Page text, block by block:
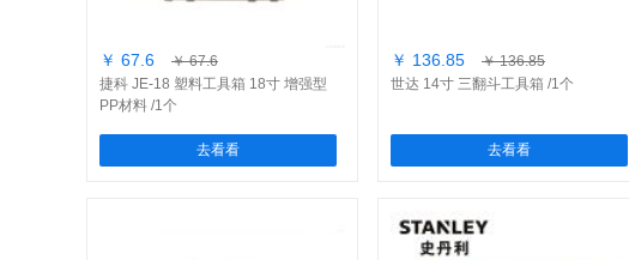
￥ 67.6
￥ 67.6
捷科 JE-18 塑料工具箱 18寸 增强型
PP材料 /1个
去看看
￥ 136.85
￥ 136.85
世达 14寸 三翻斗工具箱 /1个
去看看